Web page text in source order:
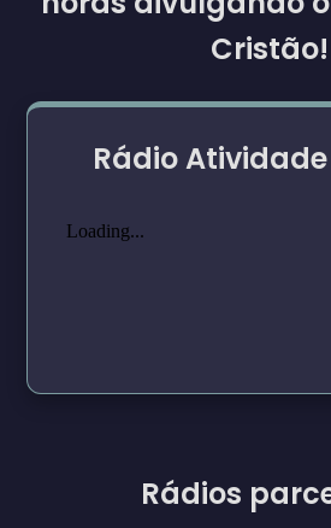
Cristão!
Rádio
Rádios